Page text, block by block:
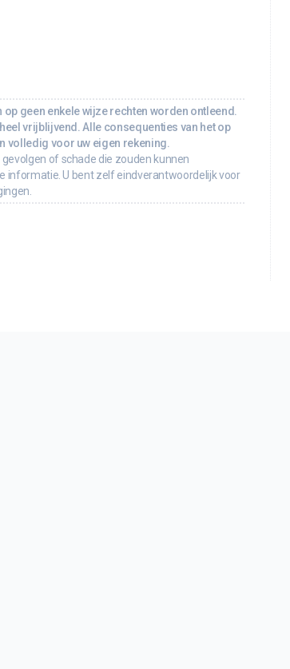
geen enkele wijze rechten worden ontleend.
vrijblijvend. Alle consequenties van het op
volledig voor uw eigen rekening.
of schade die zouden kunnen
informatie. U bent zelf eindverantwoordelijk voor